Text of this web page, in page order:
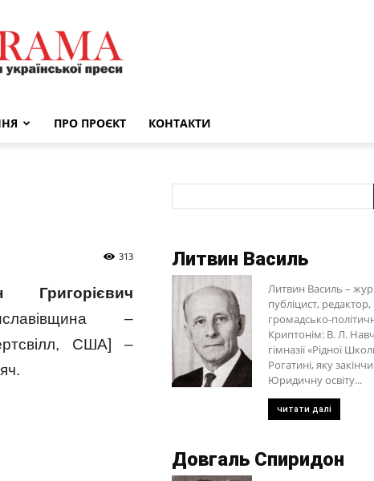
BIOGRAMAПРО ПРОЄКТ КОНТАКТИ
313
Григорієвич
–
США] –
Литвин Василь
Литвин Василь –
публіцист,
громадсько-
Криптонім: В. Л.
гімназії «Рідної
Рогатині, яку
Юридичну освіту...
читати далі
Довгаль Спиридон